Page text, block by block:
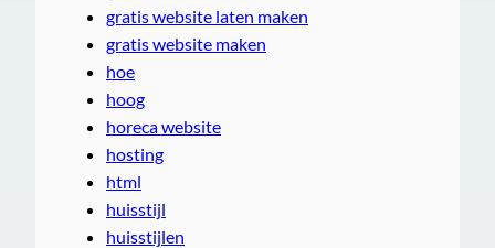
gratis website laten maken
gratis website maken
hoe
hoog
horeca website
hosting
html
huisstijl
huisstijlen